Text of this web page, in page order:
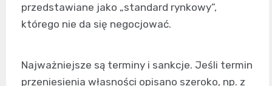
przedstawiane jako „standard rynkowy”,
którego nie da się negocjować.
Najważniejsze są terminy i sankcje. Jeśli termin
przeniesienia własności opisano szeroko, np. z